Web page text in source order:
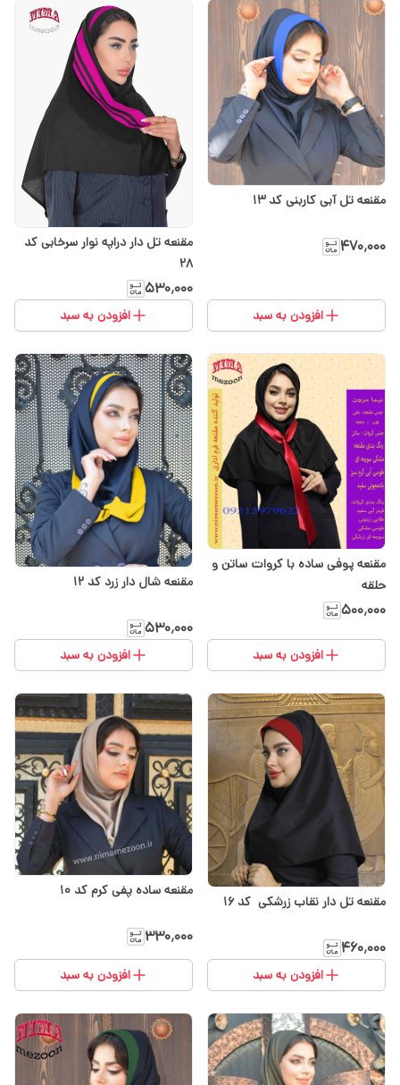
مقنعه تل آبی کاربنی کد 13
۴۷۰٬۰۰۰
افزودن به سبد
مقنعه تل دار دراپه نوار سرخابی کد
28
۵۳۰٬۰۰۰
افزودن به سبد
مقنعه پوفی ساده با کروات ساتن و
حلقه
۵۰۰٬۰۰۰
افزودن به سبد
مقنعه شال دار زرد کد ۱۲
۵۳۰٬۰۰۰
افزودن به سبد
مقنعه تل دار نقاب زرشکی کد 16
۴۶۰٬۰۰۰
افزودن به سبد
مقنعه ساده پفی کرم کد 10
۳۳۰٬۰۰۰
افزودن به سبد